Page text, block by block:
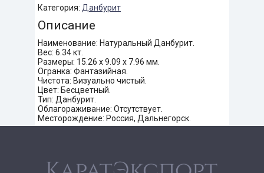
Категория: Данбурит
Описание
Наименование: Натуральный Данбурит.
Вес: 6.34 кт.
Размеры: 15.26 х 9.09 х 7.96 мм.
Огранка: Фантазийная.
Чистота: Визуально чистый.
Цвет: Бесцветный.
Тип: Данбурит.
Облагораживание: Отсутствует.
Месторождение: Россия, Дальнегорск.